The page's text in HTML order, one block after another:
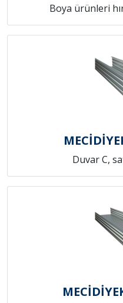
Boya ürünleri
Duvar C,